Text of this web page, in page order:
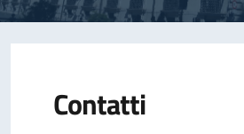
Contatti